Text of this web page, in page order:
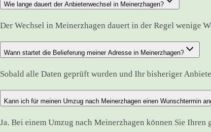
Wie lange dauert der Anbieterwechsel in Meinerzhagen?
Der Wechsel in Meinerzhagen dauert in der Regel wenige
Wann startet die Belieferung meiner Adresse in Meinerzhagen?
Sobald alle Daten geprüft wurden und Ihr bisheriger
Kann ich für meinen Umzug nach Meinerzhagen einen Wunschtermin
Ja. Bei einem Umzug nach Meinerzhagen können Sie